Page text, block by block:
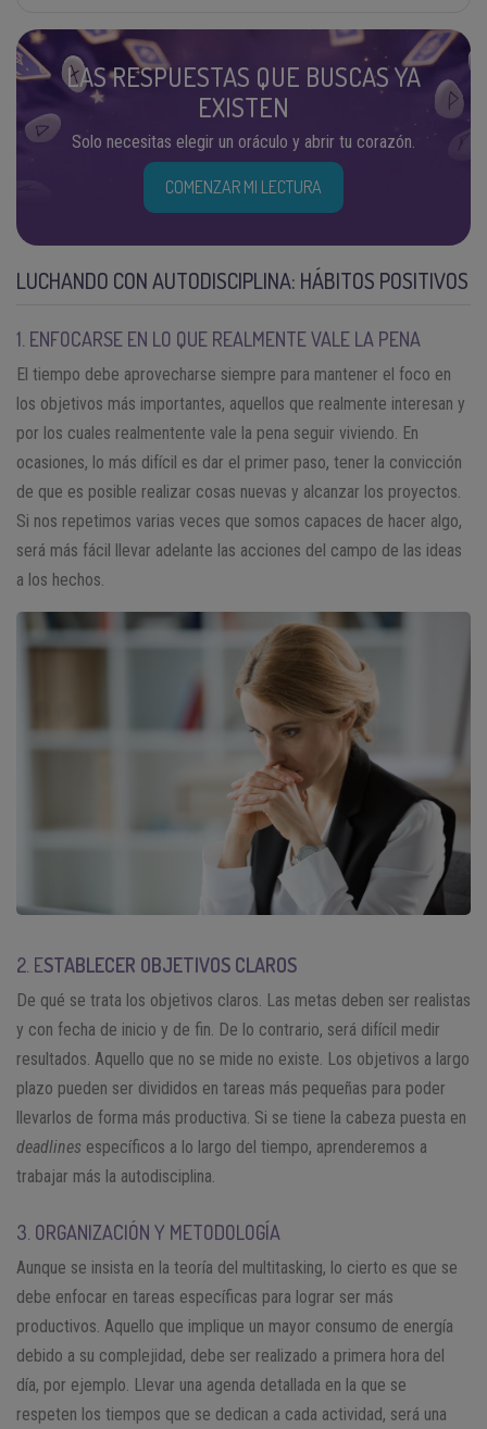
LAS RESPUESTAS QUE BUSCAS YA
EXISTEN
Solo necesitas elegir un oráculo y abrir tu corazón.
COMENZAR MI LECTURA
LUCHANDO CON AUTODISCIPLINA: HÁBITOS POSITIVOS
1. ENFOCARSE EN LO QUE REALMENTE VALE LA PENA
El tiempo debe aprovecharse siempre para mantener el foco en
los objetivos más importantes, aquellos que realmente interesan y
por los cuales realmentente vale la pena seguir viviendo. En
ocasiones, lo más difícil es dar el primer paso, tener la convicción
de que es posible realizar cosas nuevas y alcanzar los proyectos.
Si nos repetimos varias veces que somos capaces de hacer algo,
será más fácil llevar adelante las acciones del campo de las ideas
a los hechos.
2. ESTABLECER OBJETIVOS CLAROS
De qué se trata los objetivos claros. Las metas deben ser realistas
y con fecha de inicio y de fin. De lo contrario, será difícil medir
resultados. Aquello que no se mide no existe. Los objetivos a largo
plazo pueden ser divididos en tareas más pequeñas para poder
llevarlos de forma más productiva. Si se tiene la cabeza puesta en
deadlines específicos a lo largo del tiempo, aprenderemos a
trabajar más la autodisciplina.
3. ORGANIZACIÓN Y METODOLOGÍA
Aunque se insista en la teoría del multitasking, lo cierto es que se
debe enfocar en tareas específicas para lograr ser más
productivos. Aquello que implique un mayor consumo de energía
debido a su complejidad, debe ser realizado a primera hora del
día, por ejemplo. Llevar una agenda detallada en la que se
respeten los tiempos que se dedican a cada actividad, será una